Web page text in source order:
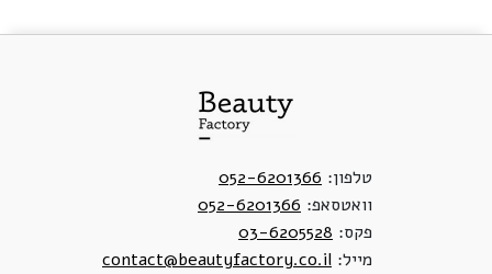
טלפון: 052-6201366
וואטסאפ: 052-6201366
פקס: 03-6205528
מייל: contact@beautyfactory.co.il